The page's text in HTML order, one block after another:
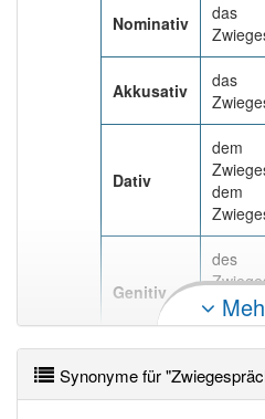
Nominativ
das
Akkusativ
das
Dativ
dem
dem
Genitiv
des
, des
Synonyme für